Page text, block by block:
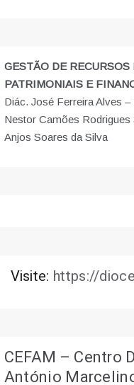
GESTÃO DE RECURSOS
PATRIMONIAIS E
Diác. José Ferreira Alves
Nestor Camões Rodrigues
Anjos Soares da Silva
Visite: https://
CEFAM – Centro
António